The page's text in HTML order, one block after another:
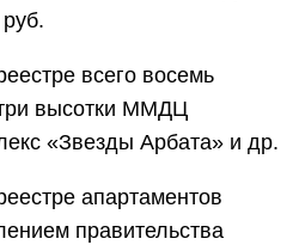
всего восемь
высотки ММДЦ
«Звезды Арбата» и др.
апартаментов
правительства